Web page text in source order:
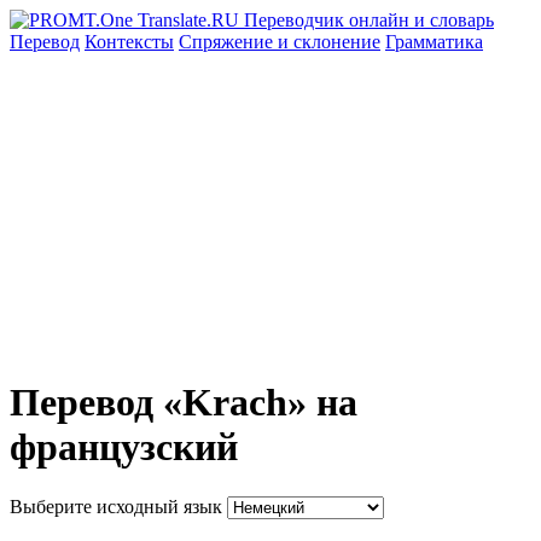
Перевод Контексты Спряжение и склонение Грамматика
Перевод «Krach» на
французский
Выберите исходный язык